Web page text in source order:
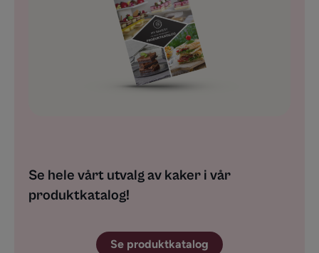
Se hele vårt utvalg av kaker i vår
produktkatalog!
Se produktkatalog